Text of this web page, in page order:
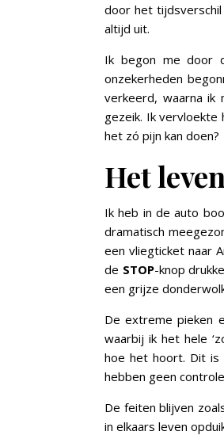
door het tijdsverschil
altijd uit.
Ik begon me door
onzekerheden
verkeerd, waarna ik
gezeik. Ik vervloekte
het zó pijn kan doen?
Het
Ik heb in de auto
dramatisch
een vliegticket naar
de STOP-knop
een grijze
De extreme pieken
waarbij ik het hele
hoe het hoort. Dit is
hebben geen
De feiten blijven
in elkaars leven